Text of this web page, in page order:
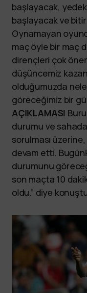
başlayacak,
başlayacak ve
Oynamayan
maç öyle bir maç
dirençleri çok
düşüncemiz
olduğumuzda
göreceğimiz bir
AÇIKLAMASI
durumu ve
sorulması
devam etti.
durumunu
son maçta 10
oldu.” diye